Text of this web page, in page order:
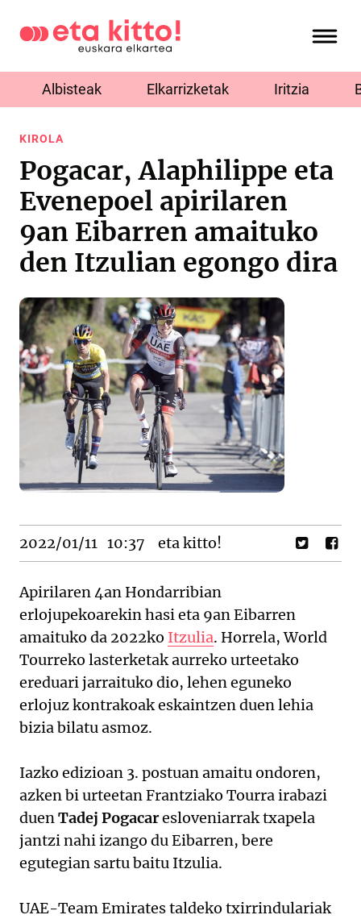
Albisteak Elkarrizketak Iritzia
KIROLA
Pogacar, Alaphilippe eta
Evenepoel apirilaren
9an Eibarren amaituko
den Itzulian egongo dira
2022/01/11 10:37 eta kitto!
Apirilaren 4an Hondarribian
erlojupekoarekin hasi eta 9an Eibarren
amaituko da 2022ko Itzulia. Horrela, World
Tourreko lasterketak aurreko urteetako
ereduari jarraituko dio, lehen eguneko
erlojuz kontrakoak eskaintzen duen lehia
bizia bilatu asmoz.
Iazko edizioan 3. postuan amaitu ondoren,
azken bi urteetan Frantziako Tourra irabazi
duenTadej Pogacaresloveniarrak txapela
jantzi nahi izango du Eibarren, bere
egutegian sartu baitu Itzulia.
UAE-Team Emirates taldeko txirrindulariak